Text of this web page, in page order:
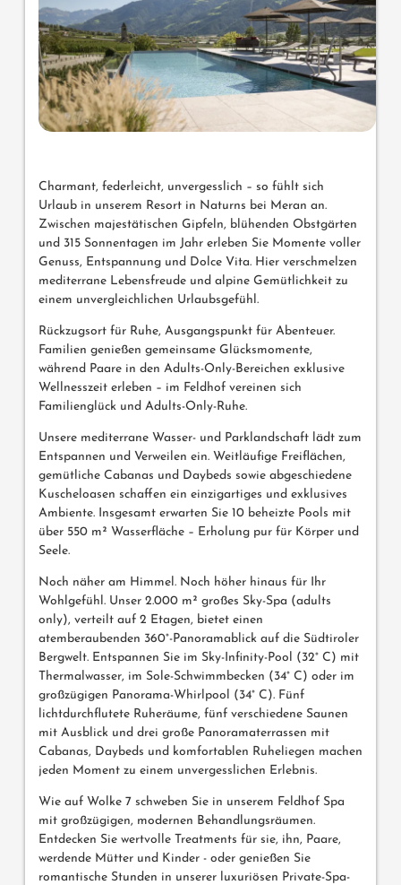
Charmant, federleicht, unvergesslich – so fühlt sich
Urlaub in unserem Resort in Naturns bei Meran an.
Zwischen majestätischen Gipfeln, blühenden Obstgärten
und 315 Sonnentagen im Jahr erleben Sie Momente voller
Genuss, Entspannung und Dolce Vita. Hier verschmelzen
mediterrane Lebensfreude und alpine Gemütlichkeit zu
einem unvergleichlichen Urlaubsgefühl.
Rückzugsort für Ruhe, Ausgangspunkt für Abenteuer.
Familien genießen gemeinsame Glücksmomente,
während Paare in den Adults-Only-Bereichen exklusive
Wellnesszeit erleben – im Feldhof vereinen sich
Familienglück und Adults-Only-Ruhe.
Unsere mediterrane Wasser- und Parklandschaft lädt zum
Entspannen und Verweilen ein. Weitläufige Freiflächen,
gemütliche Cabanas und Daybeds sowie abgeschiedene
Kuscheloasen schaffen ein einzigartiges und exklusives
Ambiente. Insgesamt erwarten Sie 10 beheizte Pools mit
über 550 m² Wasserfläche – Erholung pur für Körper und
Seele.
Noch näher am Himmel. Noch höher hinaus für Ihr
Wohlgefühl. Unser 2.000 m² großes Sky-Spa (adults
only), verteilt auf 2 Etagen, bietet einen
atemberaubenden 360°-Panoramablick auf die Südtiroler
Bergwelt. Entspannen Sie im Sky-Infinity-Pool (32° C) mit
Thermalwasser, im Sole-Schwimmbecken (34° C) oder im
großzügigen Panorama-Whirlpool (34° C). Fünf
lichtdurchflutete Ruheräume, fünf verschiedene Saunen
mit Ausblick und drei große Panoramaterrassen mit
Cabanas, Daybeds und komfortablen Ruheliegen machen
jeden Moment zu einem unvergesslichen Erlebnis.
Wie auf Wolke 7 schweben Sie in unserem Feldhof Spa
mit großzügigen, modernen Behandlungsräumen.
Entdecken Sie wertvolle Treatments für sie, ihn, Paare,
werdende Mütter und Kinder - oder genießen Sie
romantische Stunden in unserer luxuriösen Private-Spa-